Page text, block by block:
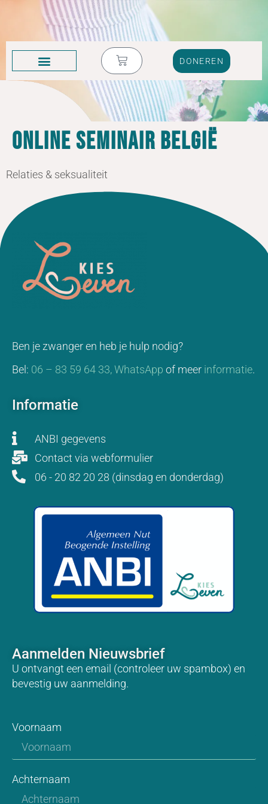
DONEREN
online seminair België
Relaties & seksualiteit
Ben je zwanger en heb je hulp nodig?
Bel: 06 – 83 59 64 33,WhatsApp of meer informatie.
Informatie
ANBI gegevens
Contact via webformulier
06 - 20 82 20 28 (dinsdag en donderdag)
Aanmelden Nieuwsbrief
U ontvangt een email (controleer uw spambox) en
bevestig uw aanmelding.
Voornaam
Achternaam